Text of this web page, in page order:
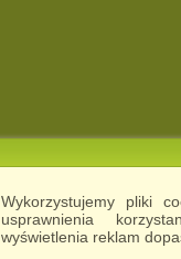
Wykorzystujemy pliki
usprawnienia
wyświetlenia reklam